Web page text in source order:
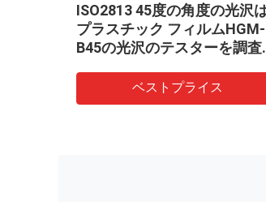
ISO2813 45度の角度の光沢は
プラスチック フィルムHGM-
B45の光沢のテスターを調査す
ベストプライス